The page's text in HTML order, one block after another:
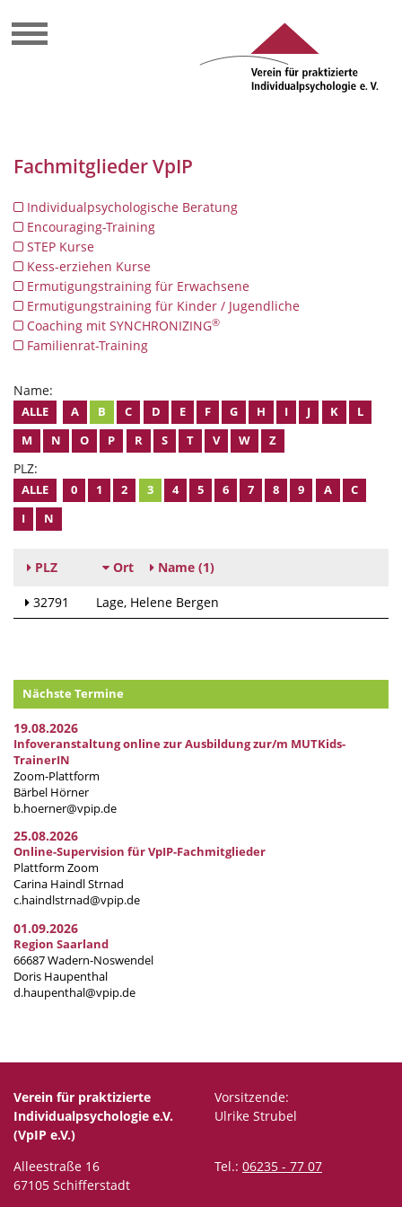
Fachmitglieder VpIP
Individualpsychologische Beratung
Encouraging-Training
STEP Kurse
Kess-erziehen Kurse
Ermutigungstraining für Erwachsene
Ermutigungstraining für Kinder / Jugendliche
Coaching mit SYNCHRONIZING®
Familienrat-Training
Name:
ALLE A B C D E F G H I J K
L
M
N O P R S T V W Z
PLZ:
ALLE 0 1 2 3 4 5 6 7 8 9 A
C
I
N
PLZ Ort Name (1)
32791 Lage Helene Bergen
Nächste Termine
19.08.2026
Infoveranstaltung online zur Ausbildung zur/m MUTKids-
TrainerIN
Zoom-Plattform
Bärbel Hörner
b.hoerner@vpip.de
25.08.2026
Online-Supervision für VpIP-Fachmitglieder
Plattform Zoom
Carina Haindl Strnad
c.haindlstrnad@vpip.de
01.09.2026
Region Saarland
66687 Wadern-Noswendel
Doris Haupenthal
d.haupenthal@vpip.de
Verein für praktizierte
Individualpsychologie e.V.
(VpIP e.V.)
Vorsitzende:
Ulrike Strubel
Alleestraße 16
67105 Schifferstadt
Tel.: 06235 - 77 07